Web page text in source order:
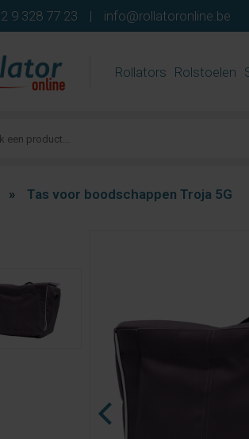
9 328 77 23 | info@rollatoronline.be
Rollators Rolstoelen
» Tas voor boodschappen Troja 5G